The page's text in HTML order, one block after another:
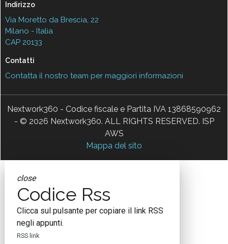
Indirizzo
Via Moretto da Brescia, 22
Milano - Italia
CAP 20133
Contatti
Contatta il nostro team per maggiori informazioni
Nextwork360 - Codice fiscale e Partita IVA 13868590962
- © 2026 Nextwork360. ALL RIGHTS RESERVED. ISP
AWS
Mappa del sito
close
Codice Rss
Clicca sul pulsante per copiare il link RSS
negli appunti.
RSS link